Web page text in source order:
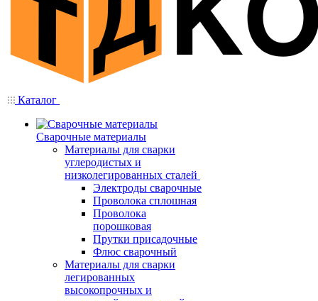
Каталог
Сварочные материалы
Материалы для сварки
углеродистых и
низколегированных сталей
Электроды сварочные
Проволока сплошная
Проволока
порошковая
Прутки присадочные
Флюс сварочный
Материалы для сварки
легированных
высокопрочных и